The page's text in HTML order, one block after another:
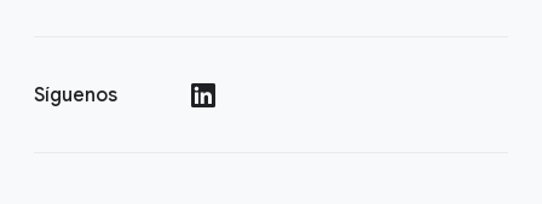
Síguenos